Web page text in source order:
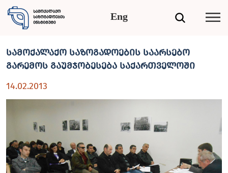
Eng
სამოქალაქო საზოგადოების საარსებო
გარემოს გაუმჯობესება საქართველოში
14.02.2013